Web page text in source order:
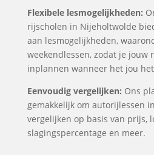
Flexibele lesmogelijkheden:
rijscholen in Nijeholtwolde
aan lesmogelijkheden,
weekendlessen, zodat je jouw
inplannen wanneer het jou
Eenvoudig vergelijken: Ons
gemakkelijk om autorijlessen
vergelijken op basis van prijs,
slagingspercentage en meer.